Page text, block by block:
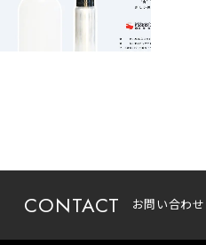
CONTACT お問い合わせ